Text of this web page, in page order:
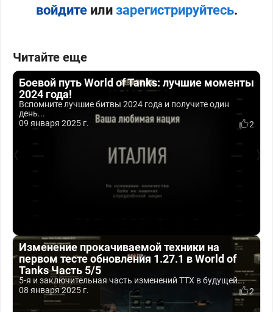
войдитеили зарегистрируйтесь.
Читайте еще
Боевой путь World of Tanks: лучшие моменты
2024 года!
Вспомните лучшие битвы 2024 года и получите один
день...
09 января 2025 г.
2
Изменение прокачиваемой техники на
первом тесте обновления 1.27.1 в World of
Tanks Часть 5/5
5-я и заключительная часть изменений ТТХ в будущей...
08 января 2025 г.
2